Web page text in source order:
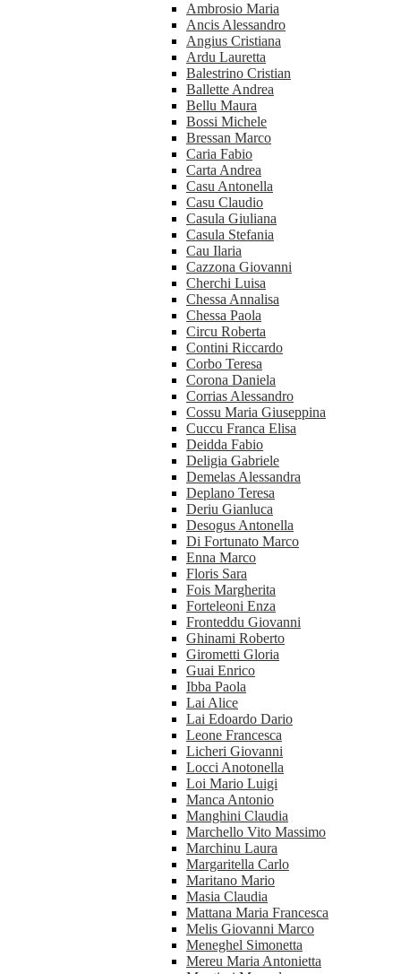
Ambrosio Maria
Ancis Alessandro
Angius Cristiana
Ardu Lauretta
Balestrino Cristian
Ballette Andrea
Bellu Maura
Bossi Michele
Bressan Marco
Caria Fabio
Carta Andrea
Casu Antonella
Casu Claudio
Casula Giuliana
Casula Stefania
Cau Ilaria
Cazzona Giovanni
Cherchi Luisa
Chessa Annalisa
Chessa Paola
Circu Roberta
Contini Riccardo
Corbo Teresa
Corona Daniela
Corrias Alessandro
Cossu Maria Giuseppina
Cuccu Franca Elisa
Deidda Fabio
Deligia Gabriele
Demelas Alessandra
Deplano Teresa
Deriu Gianluca
Desogus Antonella
Di Fortunato Marco
Enna Marco
Floris Sara
Fois Margherita
Forteleoni Enza
Fronteddu Giovanni
Ghinami Roberto
Girometti Gloria
Guai Enrico
Ibba Paola
Lai Alice
Lai Edoardo Dario
Leone Francesca
Licheri Giovanni
Locci Anotonella
Loi Mario Luigi
Manca Antonio
Manghini Claudia
Marchello Vito Massimo
Marchinu Laura
Margaritella Carlo
Maritano Mario
Masia Claudia
Mattana Maria Francesca
Melis Giovanni Marco
Meneghel Simonetta
Mereu Maria Antonietta